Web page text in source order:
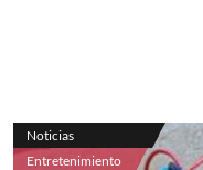
Noticias
Entretenimiento